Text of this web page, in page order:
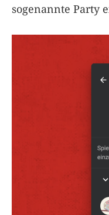
sogenannte Party